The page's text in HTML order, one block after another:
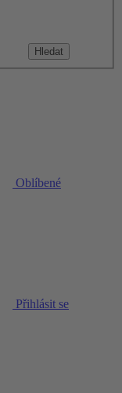
Hledat
Oblíbené
Přihlásit se